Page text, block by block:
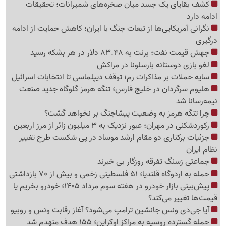
کشف بقایای یک جسد میان صخره‌های شمیرانات؛ تحقیقات
ادامه دارد
نگرانی آمریکایی‌ها از تبعات جنگ با ایران؛ کاهش حمایت از ادامه
درگیری
جهش قیمت نفت؛ برنت به 83.48 دلار در هر بشکه رسید
لغو بازی دوستانه بارسلونا در مراکش
سایه حملات بر مذاکرات رم؛ توقف دیپلماسی تا انتخابات اسرائیل
هلیوم سرگردان در خلیج فارس؛ تنگه هرمز گلوگاه جدید صنعت
نیمه‌رسانا شد
چرا تنگه هرمز به وضعیت پیشاجنگ بر نخواهد گشت؟
رکوردشکنی در مهران؛ عبور نزدیک به 3 میلیون زائر از مرز اربعین
جزئیات برکناری دو مقام ارشد موساد در پی شکست طرح تغییر
نظام ایران
جماعتی زسنگ تفرقه روزگار بی خبرند
حمله به اردوگاه قلندیا؛ 51 فلسطینی زخمی و بیش از 70 بازداشتی
پیش‌بینی بازار خودرو در هفته سوم مرداد 1405؛ خودرو بخریم یا
قیمت‌ها تغییر می‌کند؟
آیا جی‌دی ونس جانشین ترامپ می‌شود؟ آغاز رقابت ونس و روبیو
حمله گسترده روسیه به مراکز اوکراین؛ 155 هدف منهدم شد